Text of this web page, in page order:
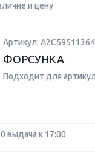
и цену
Артикул: A2C59511364
ФОРСУНКА
Подходит для
выдача к 17:00